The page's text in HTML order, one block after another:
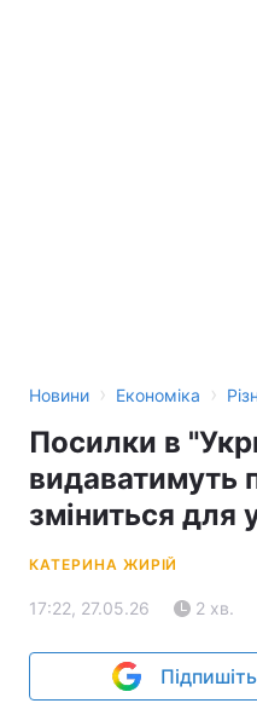
Новини › Економіка ›
Посилки в
видаватимуть
зміниться для
КАТЕРИНА ЖИРІЙ
17:22, 27.05.26 2 хв.